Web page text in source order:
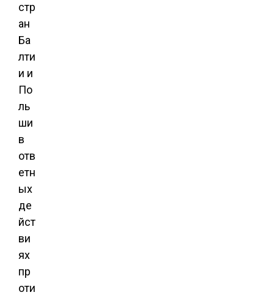
стр
ан
Ба
лти
и и
По
ль
ши
в
отв
етн
ых
де
йст
ви
ях
пр
оти